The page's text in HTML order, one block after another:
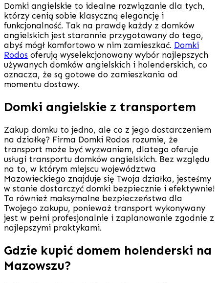
Domki angielskie to idealne rozwiązanie dla tych,
którzy cenią sobie klasyczną elegancję i
funkcjonalność. Tak na prawdę każdy z domków
angielskich jest starannie przygotowany do tego,
abyś mógł komfortowo w nim zamieszkać. Domki
Rodos oferują wyselekcjonowany wybór najlepszych
używanych domków angielskich i holenderskich, co
oznacza, że są gotowe do zamieszkania od
momentu dostawy.
Domki angielskie z transportem
Zakup domku to jedno, ale co z jego dostarczeniem
na działkę? Firma Domki Rodos rozumie, że
transport może być wyzwaniem, dlatego oferuje
usługi transportu domków angielskich. Bez względu
na to, w którym miejscu województwa
Mazowieckiego znajduje się Twoja działka, jesteśmy
w stanie dostarczyć domki bezpiecznie i efektywnie!
To również maksymalne bezpieczeństwo dla
Twojego zakupu, ponieważ transport wykonywany
jest w pełni profesjonalnie i zaplanowanie zgodnie z
najlepszymi praktykami.
Gdzie kupić domem holenderski na
Mazowszu?